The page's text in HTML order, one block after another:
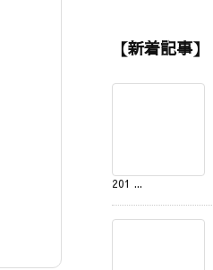
【新着記事】
201 ...